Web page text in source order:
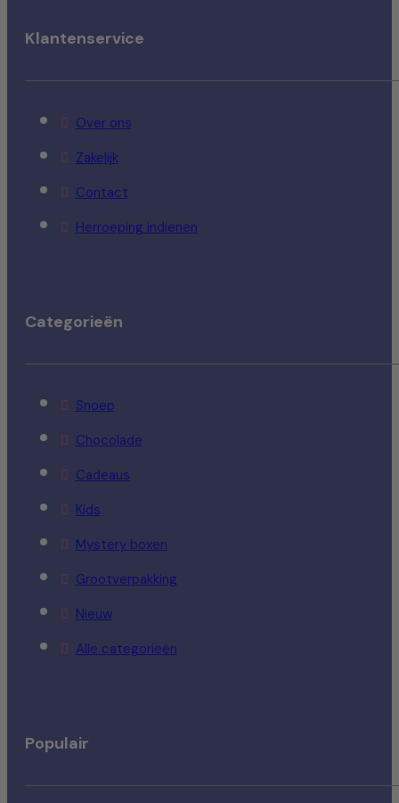
Klantenservice
Over ons
Zakelijk
Contact
Herroeping indienen
Categorieën
Snoep
Chocolade
Cadeaus
Kids
Mystery boxen
Grootverpakking
Nieuw
Alle categorieën
Populair